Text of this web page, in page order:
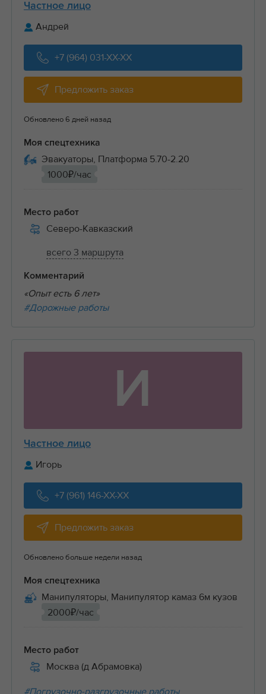
Частное лицо
Андрей
+7 (964) 031-XX-XX
Предложить заказ
Обновлено 6 дней назад
Моя спецтехника
Эвакуаторы, Платформа 5.70-2.20
1000₽/час
Место работ
Северо-Кавказский
всего 3 маршрута
Комментарий
«Опыт есть 6 лет»
#Дорожные работы
И
Частное лицо
Игорь
+7 (961) 146-XX-XX
Предложить заказ
Обновлено больше недели назад
Моя спецтехника
Манипуляторы, Манипулятор камаз 6м кузов
2000₽/час
Место работ
Москва (д Абрамовка)